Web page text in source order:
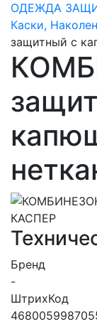
ОДЕЖДА
Каски,
защитный с
Бренд
-
ШтрихКод